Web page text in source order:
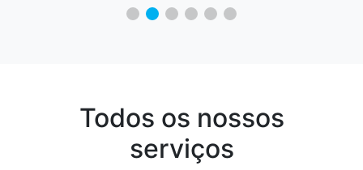
Todos os nossos
serviços